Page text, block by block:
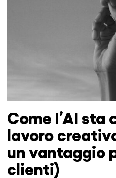
Come l’AI sta
lavoro
un vantaggio
clienti)